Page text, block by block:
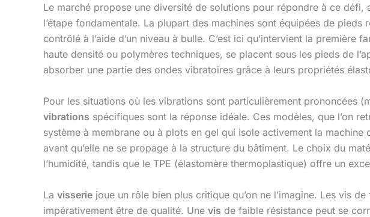
Le marché propose une diversité de solutions pour répondre à ce
l’étape fondamentale. La plupart des machines sont équipées de
contrôlé à l’aide d’un niveau à bulle. C’est ici qu’intervient la première
haute densité ou polymères techniques, se placent sous les pieds de
absorber une partie des ondes vibratoires grâce à leurs propriétés
Pour les situations où les vibrations sont particulièrement prononcées
vibrations spécifiques sont la réponse idéale. Ces modèles, que l’on
système à membrane ou à plots en gel qui isole activement la
avant qu’elle ne se propage à la structure du bâtiment. Le choix du
l’humidité, tandis que le TPE (élastomère thermoplastique) offre un
La visserie joue un rôle bien plus critique qu’on ne l’imagine. Les vis
impérativement être de qualité. Une vis de faible résistance peut se